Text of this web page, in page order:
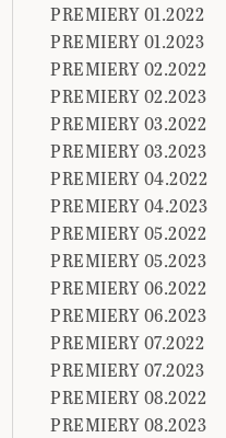
PREMIERY 01.2022
PREMIERY 01.2023
PREMIERY 02.2022
PREMIERY 02.2023
PREMIERY 03.2022
PREMIERY 03.2023
PREMIERY 04.2022
PREMIERY 04.2023
PREMIERY 05.2022
PREMIERY 05.2023
PREMIERY 06.2022
PREMIERY 06.2023
PREMIERY 07.2022
PREMIERY 07.2023
PREMIERY 08.2022
PREMIERY 08.2023